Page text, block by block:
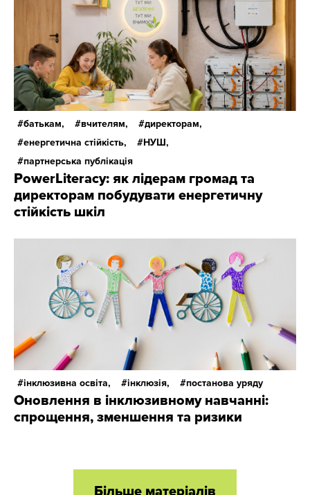
батькам, вчителям,
директорам,
енергетична стійкість,
НУШ,
партнерська публікація
PowerLiteracy: як лідерам громад та
директорам побудувати енергетичну
стійкість шкіл
інклюзивна освіта, інклюзія, постанова уряду
Оновлення в інклюзивному навчанні:
спрощення, зменшення та ризики